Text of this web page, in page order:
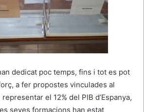
dedicat poc temps, fins i tot es pot
a fer propostes vinculades al
el 12% del PIB d’Espanya,
seves formacions han estat